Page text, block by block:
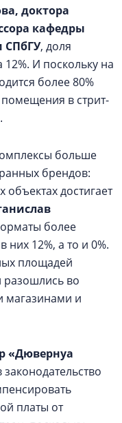
доктора
кафедры
СПбГУ, доля
И поскольку на
более 80%
в стрит-
больше
брендов:
достигает
более
них 12%, а то и 0%.
площадей
разошлись во
магазинами и
«Дювернуа
платы от